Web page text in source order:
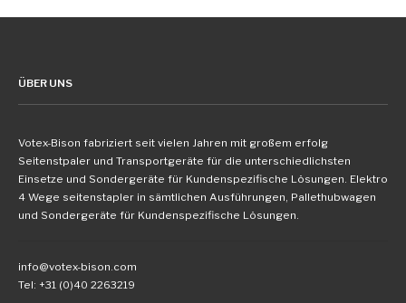
ÜBER UNS
Votex-Bison fabriziert seit vielen Jahren mit großem erfolg
Seitenstpaler und Transportgeräte für die unterschiedlichsten
Einsetze und Sondergeräte für Kundenspezifische Lösungen. Elektro
4 Wege seitenstapler in sämtlichen Ausführungen, Pallethubwagen
und Sondergeräte für Kundenspezifische Lösungen.
info@votex-bison.com
Tel: +31 (0)40 2263219